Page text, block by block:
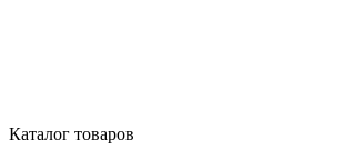
Каталог товаров